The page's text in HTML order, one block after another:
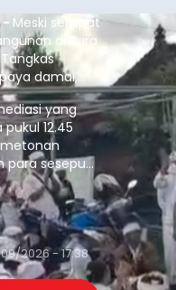
- Meski sempat
di Pura
damai,
yang
12.45
para sesepuh
2026 - 17:38